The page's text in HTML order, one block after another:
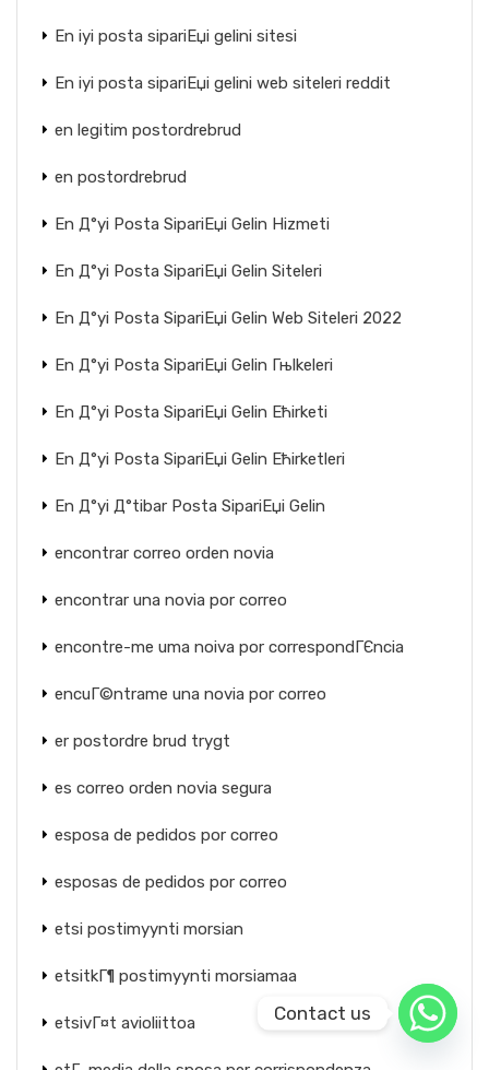
En iyi posta sipariЕџi gelini sitesi
En iyi posta sipariЕџi gelini web siteleri reddit
en legitim postordrebrud
en postordrebrud
En Д°yi Posta SipariЕџi Gelin Hizmeti
En Д°yi Posta SipariЕџi Gelin Siteleri
En Д°yi Posta SipariЕџi Gelin Web Siteleri 2022
En Д°yi Posta SipariЕџi Gelin Гњlkeleri
En Д°yi Posta SipariЕџi Gelin Ећirketi
En Д°yi Posta SipariЕџi Gelin Ећirketleri
En Д°yi Д°tibar Posta SipariЕџi Gelin
encontrar correo orden novia
encontrar una novia por correo
encontre-me uma noiva por correspondГЄncia
encuГ©ntrame una novia por correo
er postordre brud trygt
es correo orden novia segura
esposa de pedidos por correo
esposas de pedidos por correo
etsi postimyynti morsian
etsitkГ¶ postimyynti morsiamaa
etsivГ¤t avioliittoa Contact us